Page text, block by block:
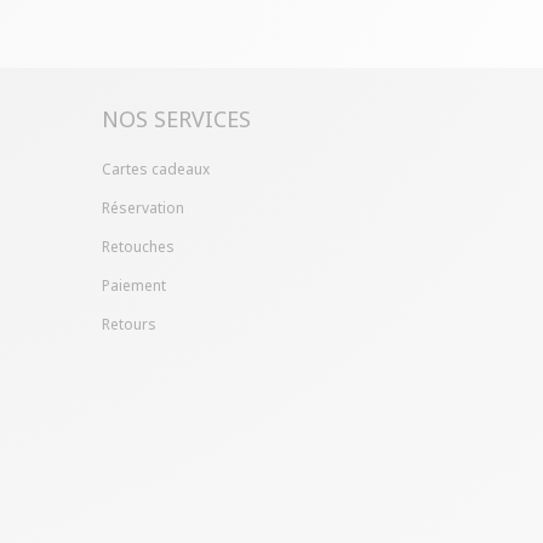
NOS SERVICES
Cartes cadeaux
Réservation
Retouches
Paiement
Retours